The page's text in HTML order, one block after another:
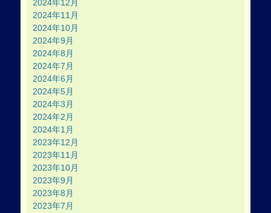
2024年12月
2024年11月
2024年10月
2024年9月
2024年8月
2024年7月
2024年6月
2024年5月
2024年3月
2024年2月
2024年1月
2023年12月
2023年11月
2023年10月
2023年9月
2023年8月
2023年7月